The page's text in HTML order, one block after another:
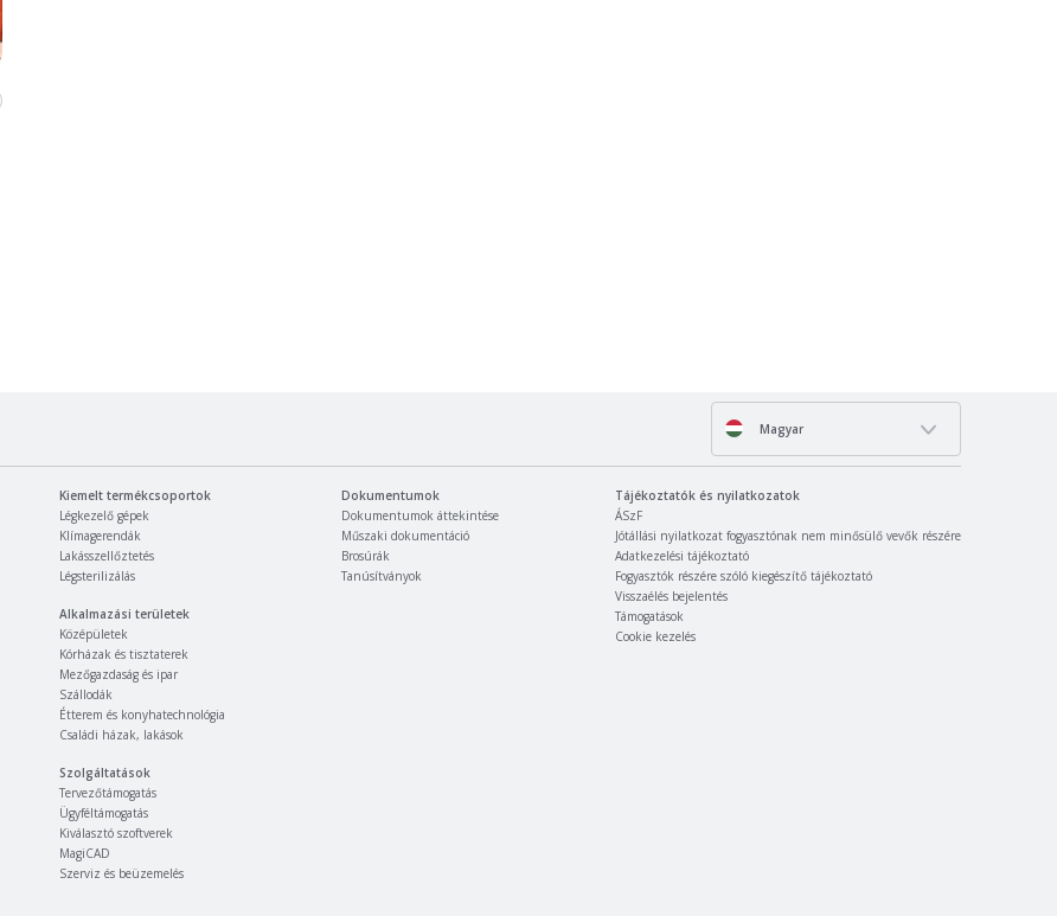
Magyar
Kiemelt termékcsoportok
Légkezelő gépek
Klímagerendák
Lakásszellőztetés
Légsterilizálás
Alkalmazási területek
Középületek
Kórházak és tisztaterek
Mezőgazdaság és ipar
Szállodák
Étterem és konyhatechnológia
Családi házak, lakások
Szolgáltatások
Tervezőtámogatás
Ügyféltámogatás
Kiválasztó szoftverek
MagiCAD
Szerviz és beüzemelés
Dokumentumok
Dokumentumok áttekintése
Műszaki dokumentáció
Brosúrák
Tanúsítványok
Tájékoztatók és nyilatkozatok
ÁSzF
Jótállási nyilatkozat fogyasztónak nem minősülő vevők részére
Adatkezelési tájékoztató
Fogyasztók részére szóló kiegészítő tájékoztató
Visszaélés bejelentés
Támogatások
Cookie kezelés